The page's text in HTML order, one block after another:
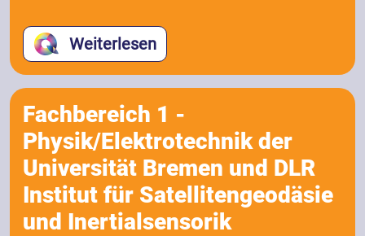
Weiterlesen
Fachbereich 1 -
Physik/Elektrotechnik der
Universität Bremen und DLR
Institut für Satellitengeodäsie
und Inertialsensorik